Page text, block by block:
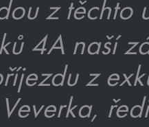
z těchto
4A naší
z